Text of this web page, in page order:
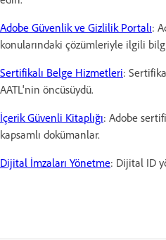
Adobe Güvenlik ve Gizlilik Portalı:
konularındaki çözümleriyle ilgili
Sertifikalı Belge Hizmetleri:
AATL'nin öncüsüydü.
İçerik Güvenli Kitaplığı: Adobe
kapsamlı dokümanlar.
Dijital İmzaları Yönetme: Dijital ID